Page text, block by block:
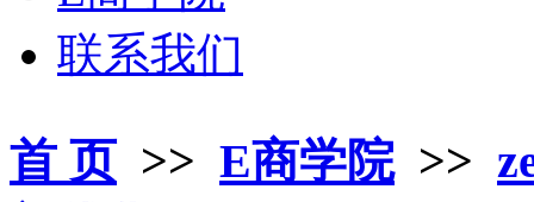
联系我们
首 页>> E商学院>>